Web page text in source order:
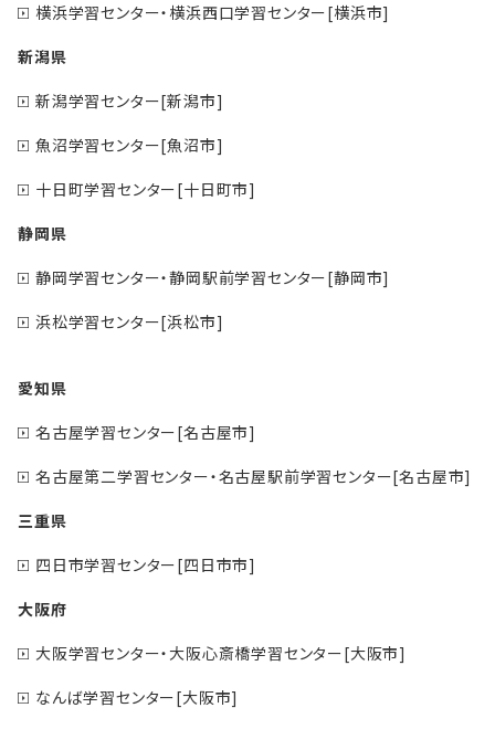
横浜学習センター・横浜西口学習センター[横浜市]
新潟県
新潟学習センター[新潟市]
魚沼学習センター[魚沼市]
十日町学習センター[十日町市]
静岡県
静岡学習センター・静岡駅前学習センター[静岡市]
浜松学習センター[浜松市]
愛知県
名古屋学習センター[名古屋市]
名古屋第二学習センター・名古屋駅前学習センター[名古屋市]
三重県
四日市学習センター[四日市市]
大阪府
大阪学習センター・大阪心斎橋学習センター[大阪市]
なんば学習センター[大阪市]